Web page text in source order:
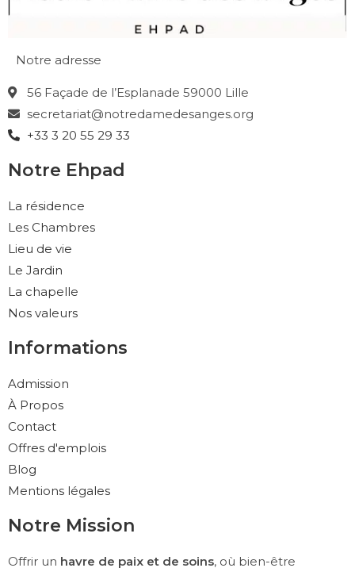
Notre adresse
56 Façade de l’Esplanade 59000 Lille
secretariat@notredamedesanges.org
+33 3 20 55 29 33
Notre Ehpad
La résidence
Les Chambres
Lieu de vie
Le Jardin
La chapelle
Nos valeurs
Informations
Admission
À Propos
Contact
Offres d'emplois
Blog
Mentions légales
Notre Mission
Offrir un havre de paix et de soins, où bien-être